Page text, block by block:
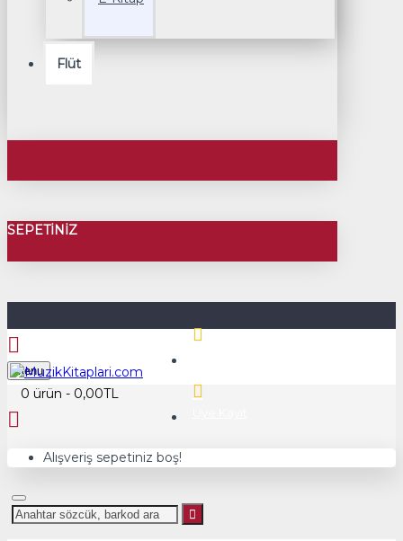
Flüt
SEPETINIZ
Menu
0 ürün - 0,00TL
Alışveriş sepetiniz boş!